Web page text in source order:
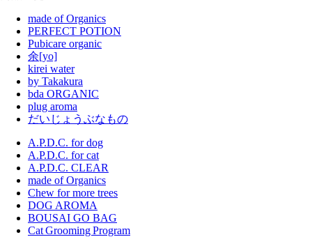
made of Organics
PERFECT POTION
Pubicare organic
余[yo]
kirei water
by Takakura
bda ORGANIC
plug aroma
だいじょうぶなもの
A.P.D.C. for dog
A.P.D.C. for cat
A.P.D.C. CLEAR
made of Organics
Chew for more trees
DOG AROMA
BOUSAI GO BAG
Cat Grooming Program